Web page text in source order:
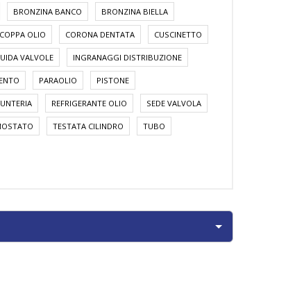
BRONZINA BANCO BRONZINA BIELLA
COPPA OLIO CORONA DENTATA CUSCINETTO
VALVOLE INGRANAGGI DISTRIBUZIONE
PARAOLIO PISTONE
REFRIGERANTE OLIO SEDE VALVOLA
TESTATA CILINDRO TUBO